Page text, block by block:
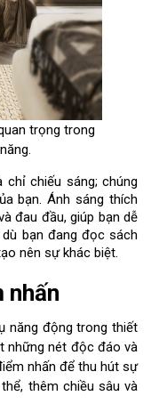
trọng trong
chiếu sáng; chúng
bạn. Ánh sáng thích
đau đầu, giúp bạn dễ
bạn đang đọc sách
nên sự khác biệt.
nhấn
năng động trong thiết
những nét độc đáo và
nhấn để thu hút sự
thêm chiều sâu và